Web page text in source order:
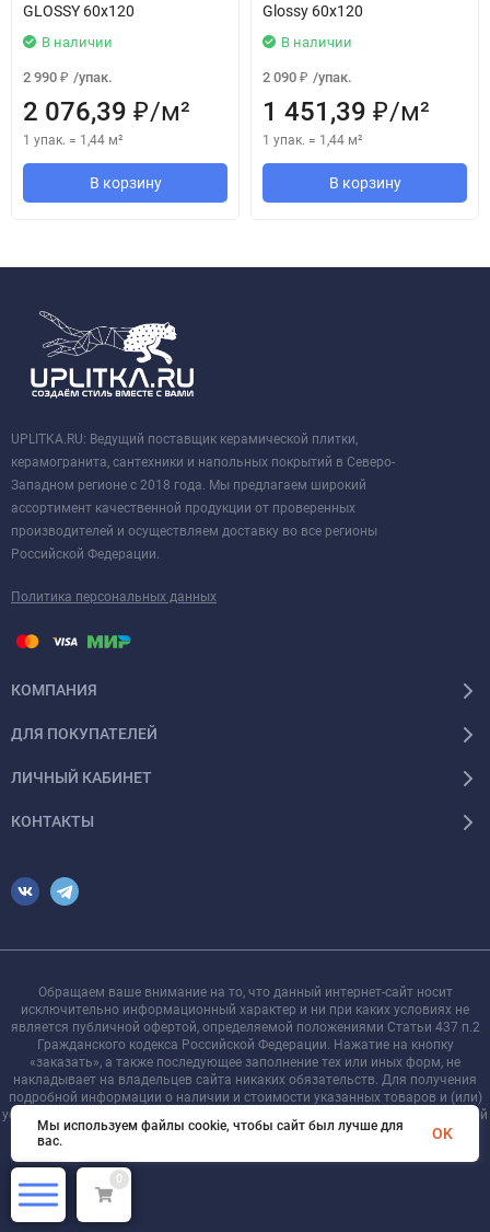
GLOSSY 60x120
В наличии
2 990 ₽ /упак.
2 076,39 ₽/м²
1 упак. = 1,44 м²
В корзину
Glossy 60х120
В наличии
2 090 ₽ /упак.
1 451,39 ₽/м²
1 упак. = 1,44 м²
В корзину
UPLITKA.RU: Ведущий поставщик керамической плитки,
керамогранита, сантехники и напольных покрытий в Северо-
Западном регионе с 2018 года. Мы предлагаем широкий
ассортимент качественной продукции от проверенных
производителей и осуществляем доставку во все регионы
Российской Федерации.
Политика персональных данных
КОМПАНИЯ
ДЛЯ ПОКУПАТЕЛЕЙ
ЛИЧНЫЙ КАБИНЕТ
КОНТАКТЫ
Обращаем ваше внимание на то, что данный интернет-сайт носит
исключительно информационный характер и ни при каких условиях не
является публичной офертой, определяемой положениями Статьи 437 п.2
Гражданского кодекса Российской Федерации. Нажатие на кнопку
«заказать», а также последующее заполнение тех или иных форм, не
накладывает на владельцев сайта никаких обязательств. Для получения
подробной информации о наличии и стоимости указанных товаров и (или)
услуг, пожалуйста, обращайтесь к менеджеру сайта с помощью специальной
формы связи или по телефону +7 921 755-09-90
0
Мы используем файлы cookie, чтобы сайт был лучше для
вас.
OK